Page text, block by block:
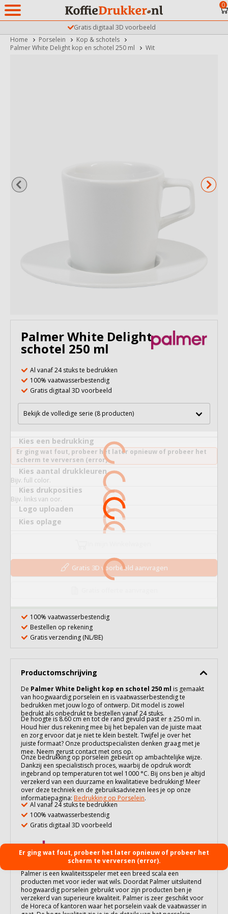
Gratis digitaal 3D voorbeeld
0
Home Porselein
Kop & schotels
Palmer White Delight kop en schotel 250 ml
Wit
Palmer White Delight kop en
schotel 250 ml
Al vanaf 24 stuks te bedrukken
100% vaatwasserbestendig
Gratis digitaal 3D voorbeeld
Bekijk de volledige serie (8 producten)
Kies een bedrukking
Er ging wat fout, probeer het later opnieuw of probeer het
scherm te verversen (error).
Kies aantal drukkleuren
Bijv. full color.
Kies drukposities
Bijv. links van oor.
Logo uploaden
Kies oplage
Gratis 3D voorbeeld aanvragen
100% vaatwasserbestendig
Bestellen op rekening
Gratis verzending (NL/BE)
Productomschrijving
De Palmer White Delight kop en schotel 250 ml is gemaakt
van hoogwaardig porselein en is vaatwasserbestendig te
bedrukken met jouw logo of ontwerp. Dit model is zowel
bedrukt als onbedrukt te bestellen vanaf 24 stuks.
De hoogte is 8.60 cm en tot de rand gevuld past er ± 250 ml in.
Houd hier dus rekening mee bij het bepalen van de juiste maat
en zorg ervoor dat je niet te klein bestelt. Twijfel je over het
juiste formaat? Onze productspecialisten denken graag met je
mee. Neem gerust contact met ons op.
Onze bedrukking op porselein gebeurt op ambachtelijke wijze.
Dankzij een specialistisch proces, waarbij de opdruk wordt
ingebrand op temperaturen tot wel 1000 °C. Bij ons ben je altijd
verzekerd van een duurzame en kwalitatieve bedrukking! Meer
over deze techniek en de gebruiksadviezen lees je op onze
informatiepagina: Bedrukking op Porselein.
Al vanaf 24 stuks te bedrukken
100% vaatwasserbestendig
Gratis digitaal 3D voorbeeld
Palmer is een kwaliteitsspeler met een breed scala een
producten met voor ieder wat wils. Doordat Palmer uitsluitend
hoogwaardig porselein gebruikt voor zijn producten ben je
verzekerd van superieure kwaliteit. Palmer is zeer geschikt voor
de Horeca of kantoren waar het porselein vaak de vaatwasser in
Er ging wat fout, probeer het later opnieuw of probeer het
scherm te verversen (error).